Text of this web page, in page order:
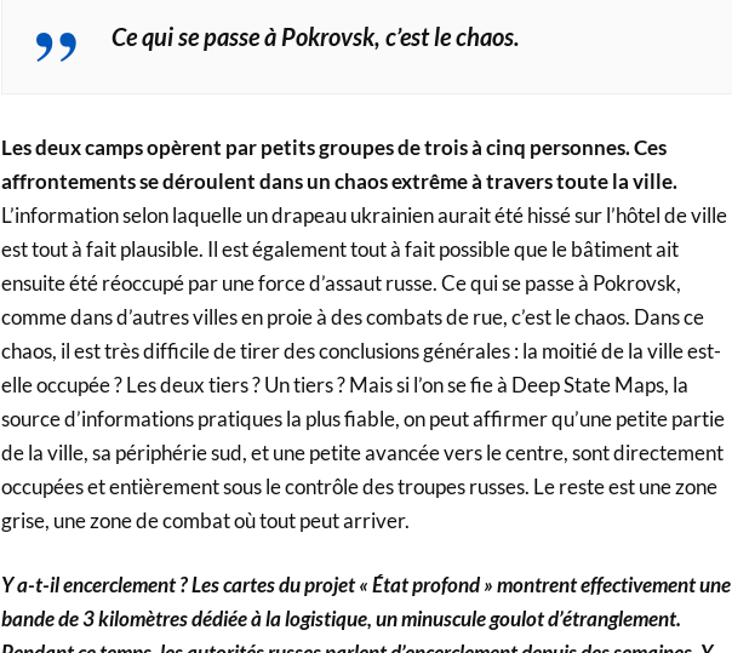
Ce qui se passe à Pokrovsk, c’est le chaos.
Les deux camps opèrent par petits groupes de trois à cinq personnes. Ces
affrontements se déroulent dans un chaos extrême à travers toute la ville.
L’information selon laquelle un drapeau ukrainien aurait été hissé sur l’hôtel de ville
est tout à fait plausible. Il est également tout à fait possible que le bâtiment ait
ensuite été réoccupé par une force d’assaut russe. Ce qui se passe à Pokrovsk,
comme dans d’autres villes en proie à des combats de rue, c’est le chaos. Dans ce
chaos, il est très difficile de tirer des conclusions générales : la moitié de la ville est-
elle occupée ? Les deux tiers ? Un tiers ? Mais si l’on se fie à Deep State Maps, la
source d’informations pratiques la plus fiable, on peut affirmer qu’une petite partie
de la ville, sa périphérie sud, et une petite avancée vers le centre, sont directement
occupées et entièrement sous le contrôle des troupes russes. Le reste est une zone
grise, une zone de combat où tout peut arriver.
Y a-t-il encerclement ? Les cartes du projet « État profond » montrent effectivement une
bande de 3 kilomètres dédiée à la logistique, un minuscule goulot d’étranglement.